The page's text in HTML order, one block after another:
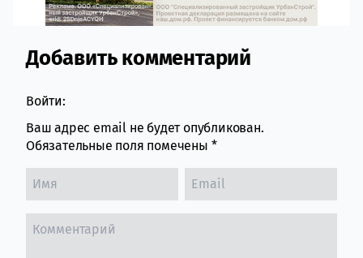
Comment section
Добавить комментарий
Войти:
Ваш адрес email не будет опубликован.
Обязательные поля помечены *